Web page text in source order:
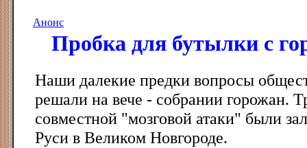
Анонс
Пробка для бутылки с
Наши далекие предки вопросы
решали на вече - собрании горожан.
совместной "мозговой атаки" были
Руси в Великом Новгороде.